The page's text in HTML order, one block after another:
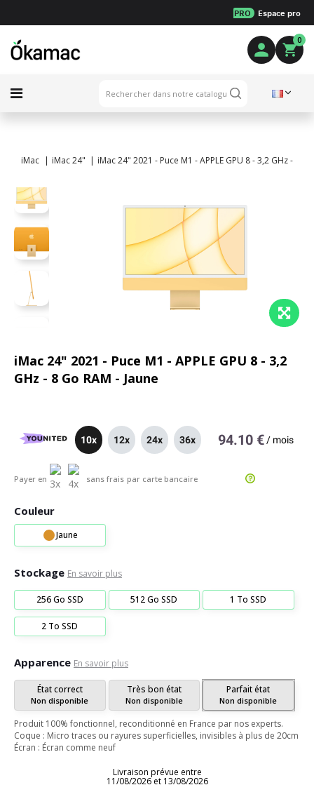
PRO Espace pro
0
iMac iMac 24" iMac 24" 2021 - Puce M1 - APPLE GPU 8 - 3,2 GHz - 8
iMac 24" 2021 - Puce M1 - APPLE GPU 8 - 3,2
GHz - 8 Go RAM - Jaune
10x 12x 24x 36x 94.10 € / mois
Payer en sans frais par carte bancaire
Couleur
Jaune
Stockage En savoir plus
256 Go SSD 512 Go SSD 1 To SSD
2 To SSD
Apparence En savoir plus
État correct
Non disponible
Très bon état
Non disponible
Parfait état
Non disponible
Produit 100% fonctionnel, reconditionné en France par nos experts.
Coque : Micro traces ou rayures superficielles, invisibles à plus de 20cm
Écran : Écran comme neuf
Livraison prévue entre
11/08/2026 et 13/08/2026